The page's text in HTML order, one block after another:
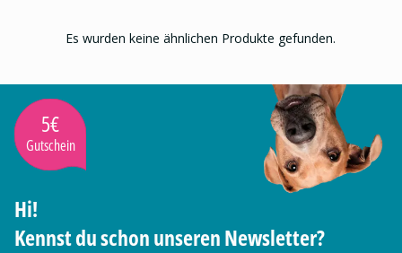
Es wurden keine ähnlichen Produkte gefunden.
5€
Gutschein
Hi!
Kennst du schon unseren Newsletter?